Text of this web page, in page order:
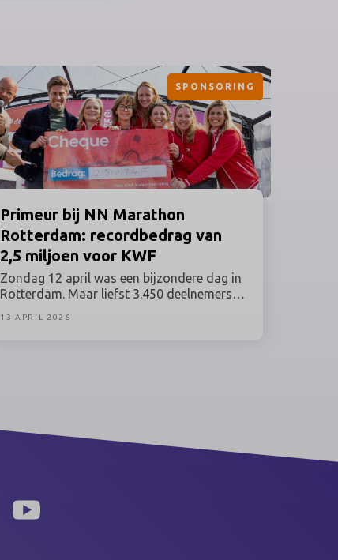
Primeur bij NN Marathon
Rotterdam: recordbedrag van
2,5 miljoen voor KWF
Zondag 12 april was een bijzondere dag in
Rotterdam. Maar liefst 3.450 deelnemers
die geraakt is door kanker.
SPONSORING
13 APRIL 2026